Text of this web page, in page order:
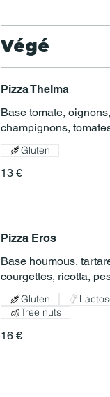
Végé
Pizza Thelma
Base tomate,
champignons,
13 €
Gluten
Pizza Eros
Base houmous,
courgettes, ricotta,
16 €
Gluten
Tree nuts